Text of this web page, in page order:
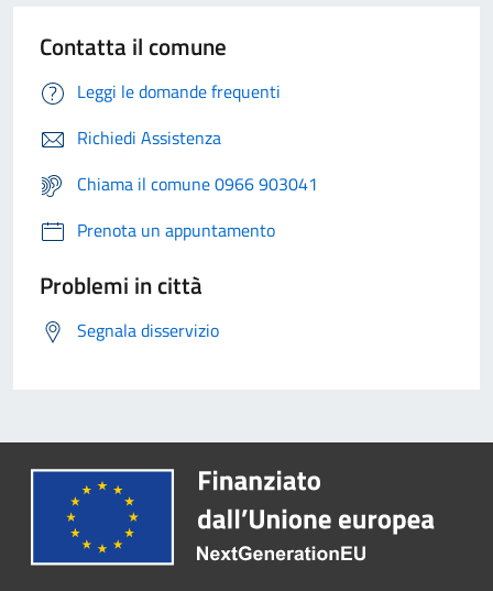
Contatta il comune
Leggi le domande frequenti
Richiedi Assistenza
Chiama il comune 0966 903041
Prenota un appuntamento
Problemi in città
Segnala disservizio